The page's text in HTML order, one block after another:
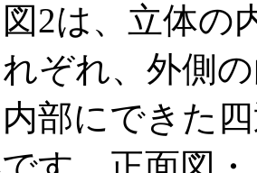
2は、立体の
ぞれ、外側
部にできた